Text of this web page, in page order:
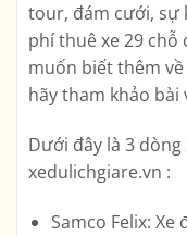
tour, đám cưới, sự
phí thuê xe 29 chỗ
muốn biết thêm về
hãy tham khảo bài
Dưới đây là 3
xedulichgiare.vn :
Samco Felix: